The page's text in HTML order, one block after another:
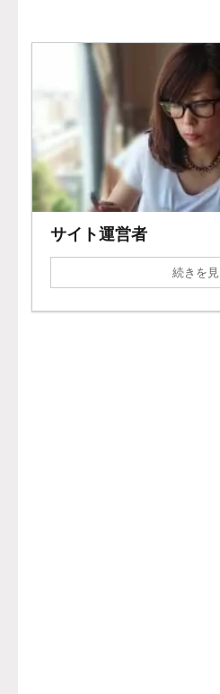
サイト運営者
続きを